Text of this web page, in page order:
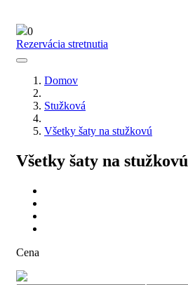
0
Rezervácia stretnutia
Domov
Stužková
Všetky šaty na stužkovú
Všetky šaty na stužkovú
Cena